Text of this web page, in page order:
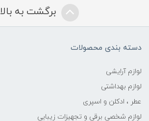
برگشت به بالا
دسته بندی محصولات
لوازم آرایشی
لوازم بهداشتی
عطر ، ادکلن و اسپری
لوازم شخصی برقی و تجهیزات زیبایی